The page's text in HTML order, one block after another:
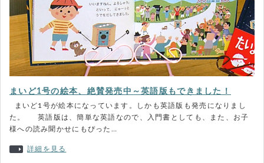
まいど1号の絵本、絶賛発売中～英語版もできました！
まいど1号が絵本になっています。しかも英語版も発売になりまし
た。 英語版は、簡単な英語なので、入門書としても、また、お子
様への読み聞かせにもぴった…
詳細を見る